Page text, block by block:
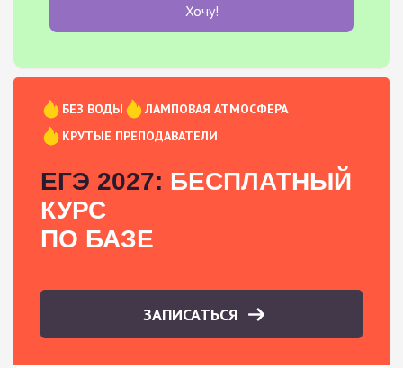
Хочу!
БЕЗ ВОДЫ
ЛАМПОВАЯ АТМОСФЕРА
КРУТЫЕ ПРЕПОДАВАТЕЛИ
ЕГЭ 2027: БЕСПЛАТНЫЙ
КУРС
ПО БАЗЕ
ЗАПИСАТЬСЯ